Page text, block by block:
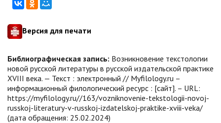
Версия для печати
Библиографическая запись: Возникновение текстологии
новой русской литературы в русской издательской практике
XVIII века. — Текст : электронный // Myfilology.ru –
информационный филологический ресурс : [сайт]. – URL:
https://myfilology.ru//163/vozniknovenie-tekstologii-novoj-
russkoj-literatury-v-russkoj-izdatelskoj-praktike-xviii-veka/
(дата обращения: 25.02.2024)